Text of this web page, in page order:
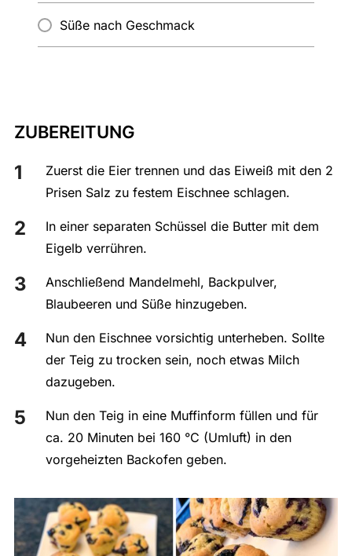
Süße nach Geschmack
ZUBEREITUNG
Zuerst die Eier trennen und das Eiweiß mit den 2
Prisen Salz zu festem Eischnee schlagen.
In einer separaten Schüssel die Butter mit dem
Eigelb verrühren.
Anschließend Mandelmehl, Backpulver,
Blaubeeren und Süße hinzugeben.
Nun den Eischnee vorsichtig unterheben. Sollte
der Teig zu trocken sein, noch etwas Milch
dazugeben.
Nun den Teig in eine Muffinform füllen und für
ca. 20 Minuten bei 160 °C (Umluft) in den
vorgeheizten Backofen geben.